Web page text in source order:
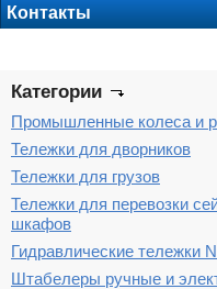
Контакты
Категории
Промышленные колеса и
Тележки для дворников
Тележки для грузов
Тележки для перевозки
шкафов
Гидравлические тележки
Штабелеры ручные и